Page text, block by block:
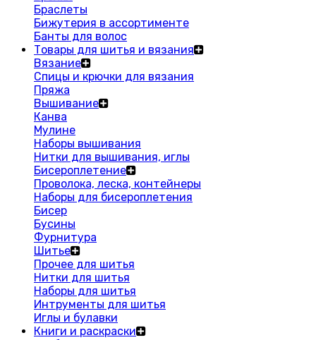
Браслеты
Бижутерия в ассортименте
Банты для волос
Товары для шитья и вязания
Вязание
Спицы и крючки для вязания
Пряжа
Вышивание
Канва
Мулине
Наборы вышивания
Нитки для вышивания, иглы
Бисероплетение
Проволока, леска, контейнеры
Наборы для бисероплетения
Бисер
Бусины
Фурнитура
Шитье
Прочее для шитья
Нитки для шитья
Наборы для шитья
Интрументы для шитья
Иглы и булавки
Книги и раскраски